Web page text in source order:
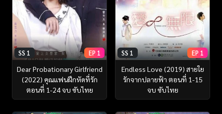
SS 1 EP 1
Dear Probationary Girlfriend
(2022) คุณแฟนฝึกหัดที่รัก
ตอนที่ 1-24 จบ ซับไทย
SS 1 EP 1
Endless Love (2019) สายใย
รักจากปลายฟ้า ตอนที่ 1-15
จบ ซับไทย